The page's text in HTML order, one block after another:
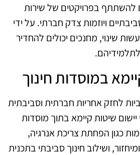
להשתתף בפרויקטים של שירות
ויוזמות צדק חברתי. על ידי
שינוי, מחנכים יכולים להחדיר
במוסדות חינוך
לחזק אחריות חברתית וסביבתית
שיטות קיימא בתוך מוסדות
כגון הפחתת צריכת אנרגיה,
ושילוב חינוך סביבתי בתכנית